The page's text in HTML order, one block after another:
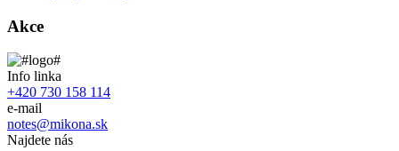
Akce
Info linka
+420 730 158 114
e-mail
notes@mikona.sk
Najdete nás